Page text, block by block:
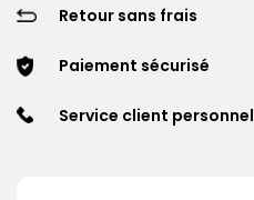
Retour sans frais
Paiement sécurisé
Service client personnel